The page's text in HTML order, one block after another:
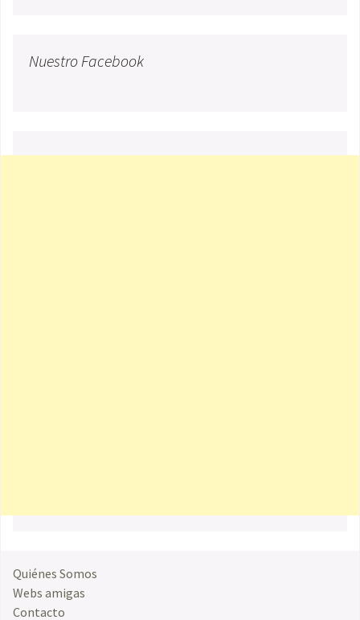
Nuestro Facebook
Quiénes Somos
Webs amigas
Contacto